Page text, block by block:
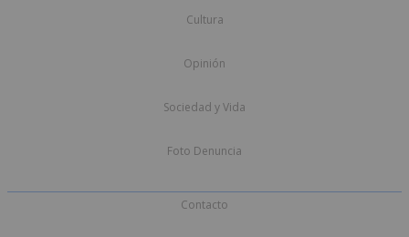
Cultura
Opinión
Sociedad y Vida
Foto Denuncia
Contacto